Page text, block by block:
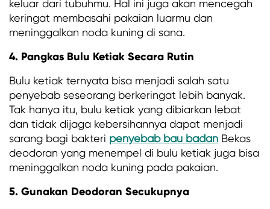
keluar dari tubuhmu. Hal ini juga akan mencegah
keringat membasahi pakaian luarmu dan
meninggalkan noda kuning di sana.
4. Pangkas Bulu Ketiak Secara Rutin
Bulu ketiak ternyata bisa menjadi salah satu
penyebab seseorang berkeringat lebih banyak.
Tak hanya itu, bulu ketiak yang dibiarkan lebat
dan tidak dijaga kebersihannya dapat menjadi
sarang bagi bakteri penyebab bau badan Bekas
deodoran yang menempel di bulu ketiak juga bisa
meninggalkan noda kuning pada pakaian.
5. Gunakan Deodoran Secukupnya